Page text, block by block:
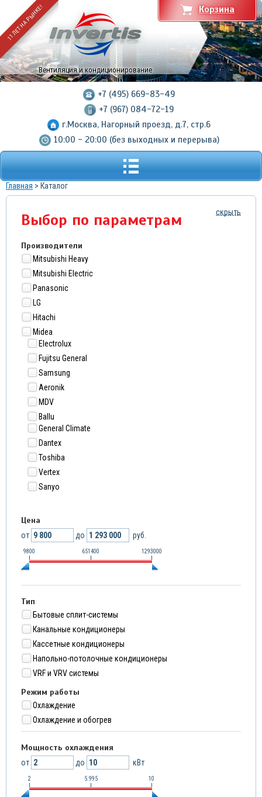
11 ЛЕТ НА РЫНКЕ!
Вентиляция и кондиционирование
+7 (495) 669-83-49
+7 (967) 084-72-19
г.Москва, Нагорный проезд, д.7, стр.6
10:00 - 20:00 (без выходных и перерыва)
Корзина
Главная > Каталог
Выбор по параметрам скрыть
Производители
Mitsubishi Heavy
Mitsubishi Electric
Panasonic
LG
Hitachi
Midea
Electrolux
Fujitsu General
Samsung
Aeronik
MDV
Ballu
General Climate
Dantex
Toshiba
Vertex
Sanyo
Цена
от до руб.
9800 651400 1293000
Тип
Бытовые сплит-системы
Канальные кондиционеры
Кассетные кондиционеры
Напольно-потолочные кондиционеры
VRF и VRV системы
Режим работы
Охлаждение
Охлаждение и обогрев
Мощность охлаждения
от до кВт
2 5.995 10